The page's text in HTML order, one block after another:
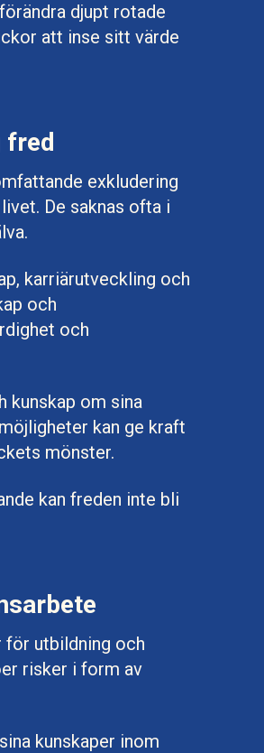
djupt rotade
att inse sitt värde
fred
exkludering
De saknas ofta i
karriärutveckling och
och
och
kunskap om sina
kan ge kraft
mönster.
kan freden inte bli
för utbildning och
risker i form av
kunskaper inom